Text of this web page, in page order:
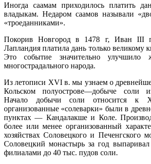
Иногда саамам приходилось платить
владыкам. Недаром саамов называли
«троеданниками».
Покорив Новгород в 1478 г, Иван III
Лапландия платила дань только великому
Это событие значительно улучшило
многострадального народа.
Из летописи XVI в. мы узнаем о
Кольском полуострове—добыче соли
Начало добычи соли относится к
организованные «солеварки» были в
пунктах — Кандалакше и Коле.
более или менее организованный
хозяйствах Соловецкого и Печенгского
Соловецкий монастырь за год
филиалами до 40 тыс. пудов соли.